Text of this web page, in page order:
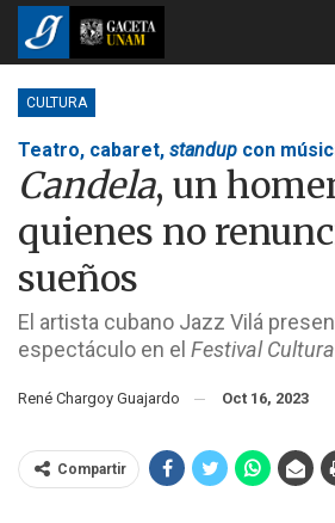
CULTURA
Teatro, cabaret, standup con
Candela, un
quienes no
sueños
El artista cubano Jazz Vilá
espectáculo en el Festival
René Chargoy Guajardo Oct 16, 2023
Compartir